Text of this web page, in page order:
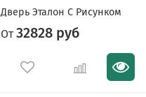
Дверь Эталон С Рисунком
От 32828 руб